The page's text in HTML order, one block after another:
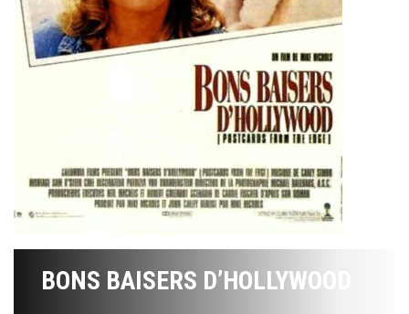
BONS BAISERS D’HOLLYWOOD